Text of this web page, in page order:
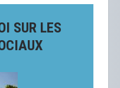
SUR LES